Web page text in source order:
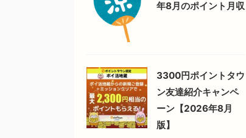
年8月のポイント月収
3300円ポイントタウ
ン友達紹介キャンペ
ーン【2026年8月
版】